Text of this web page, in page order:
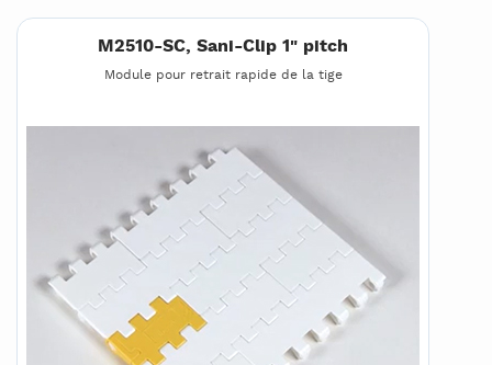
M2510-SC, Sani-Clip 1" pitch
Module pour retrait rapide de la tige